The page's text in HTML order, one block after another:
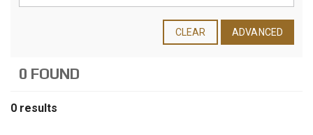
CLEAR ADVANCED
0 FOUND
0 results